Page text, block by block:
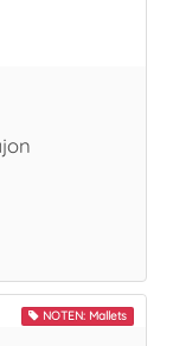
NOTEN: Mallets